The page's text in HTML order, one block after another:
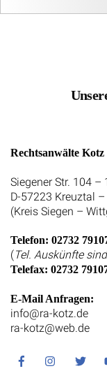
Rechtsanwälte Kotz
Siegener Str. 104 –
D-57223 Kreuztal
(Kreis Siegen –
Telefon: 02732
(Tel. Auskünfte
Telefax: 02732
E-Mail Anfragen:
info@ra-kotz.de
ra-kotz@web.de
FacebookInstagramTwitter